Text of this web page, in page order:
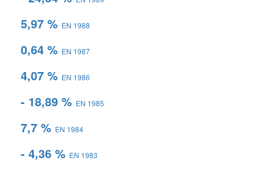
5,97 % EN 1988
0,64 % EN 1987
4,07 % EN 1986
- 18,89 % EN 1985
7,7 % EN 1984
- 4,36 % EN 1983